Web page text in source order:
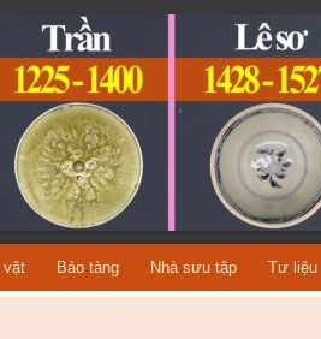
NAM
TỪNG THỜI KỲ LỊCH SỬ!
vật Bảo tàng Nhà sưu tập Tư liệu